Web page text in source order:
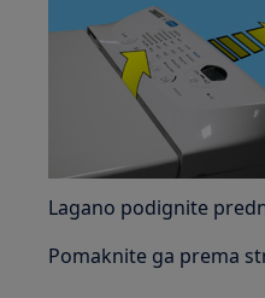
Lagano podignite
Pomaknite ga prema